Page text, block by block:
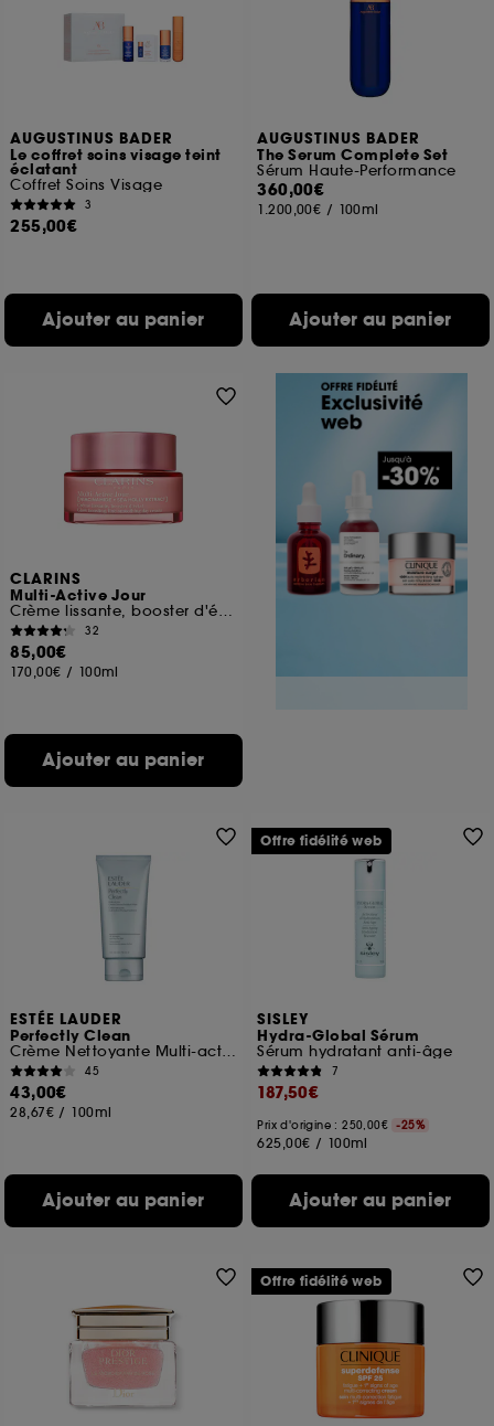
AUGUSTINUS BADER
Le coffret soins visage teint
éclatant
Coffret Soins Visage
3
255,00€
Ajouter au panier
AUGUSTINUS BADER
The Serum Complete Set
Sérum Haute-Performance
360,00€
1.200,00€ / 100ml
Ajouter au panier
CLARINS
Multi-Active Jour
Crème lissante, booster d'éclat, peaux sèches
32
85,00€
170,00€ / 100ml
Ajouter au panier
ESTÉE LAUDER
Perfectly Clean
Crème Nettoyante Multi-action/Masque Hydratant
45
43,00€
28,67€ / 100ml
Ajouter au panier
SISLEY
Hydra-Global Sérum
Sérum hydratant anti-âge
7
187,50€
Prix d'origine : 250,00€ -25%
625,00€ / 100ml
Ajouter au panier
Offre fidélité web
Offre fidélité web